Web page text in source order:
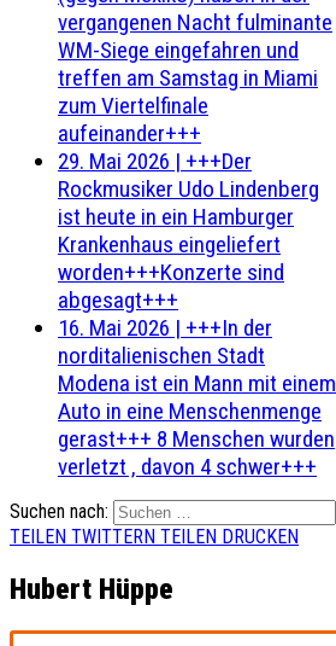
vergangenen Nacht fulminante
WM-Siege eingefahren und
treffen am Samstag in Miami
zum Viertelfinale
aufeinander+++
29. Mai 2026 | +++Der
Rockmusiker Udo Lindenberg
ist heute in ein Hamburger
Krankenhaus eingeliefert
worden+++Konzerte sind
abgesagt+++
16. Mai 2026 | +++In der
norditalienischen Stadt
Modena ist ein Mann mit einem
Auto in eine Menschenmenge
gerast+++ 8 Menschen wurden
verletzt , davon 4 schwer+++
Suchen nach:
TEILEN TWITTERN TEILEN DRUCKEN
Hubert Hüppe